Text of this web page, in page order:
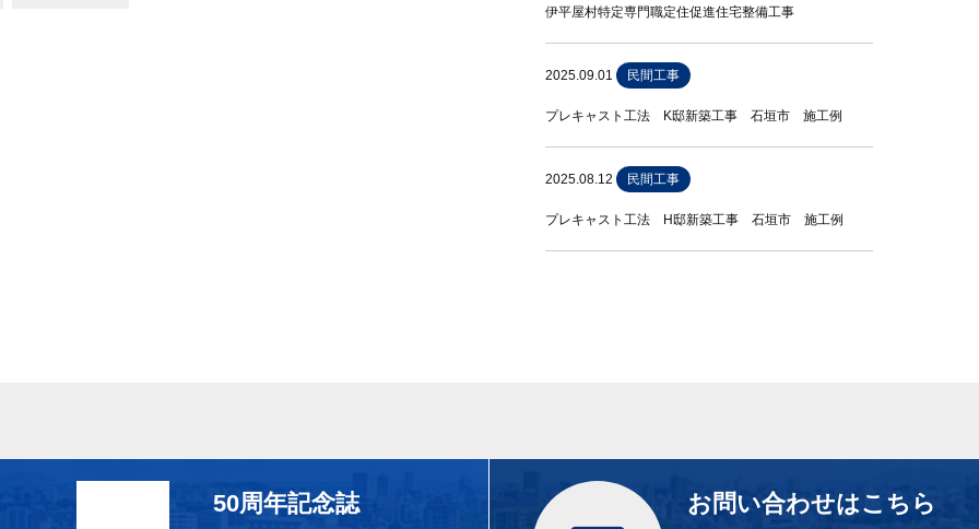
伊平屋村特定専門職定住促進住宅整備工事
2025.09.01 民間工事
プレキャスト工法 K邸新築工事 石垣市 施工例
2025.08.12 民間工事
プレキャスト工法 H邸新築工事 石垣市 施工例
50周年記念誌 お問い合わせはこちら